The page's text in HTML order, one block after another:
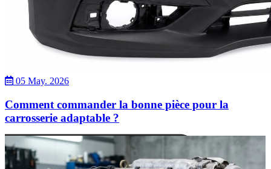
05 May. 2026
Comment commander la bonne pièce pour la
carrosserie adaptable ?